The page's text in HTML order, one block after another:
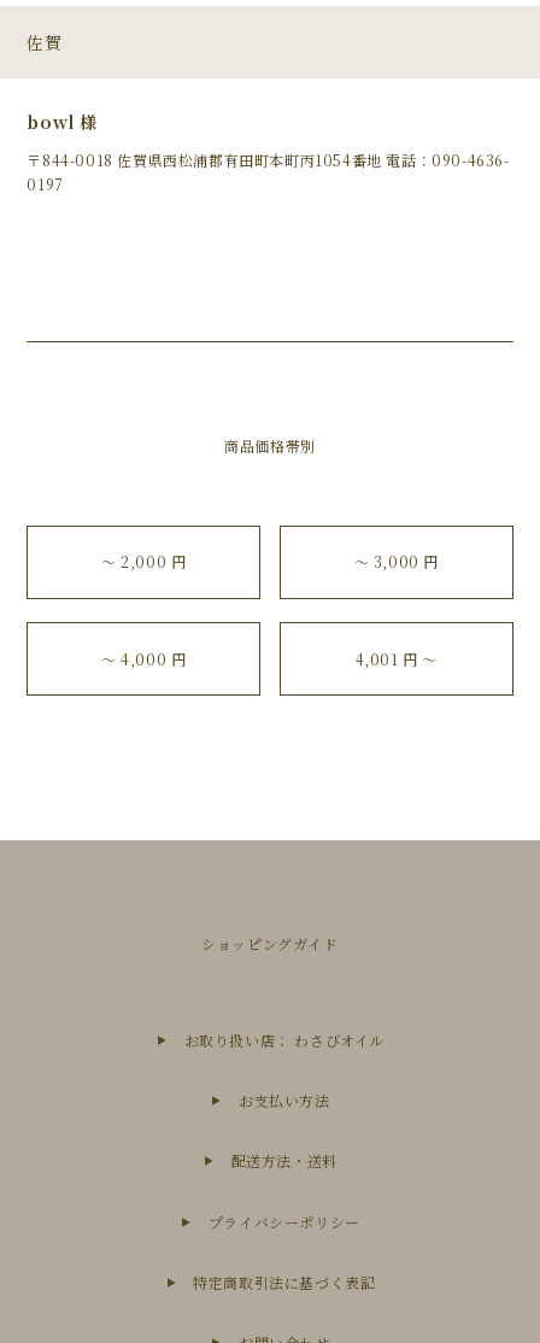
佐賀
bowl 様
〒844-0018 佐賀県西松浦郡有田町本町丙1054番地 電話：090-4636-
0197
商品価格帯別
〜 2,000 円 〜 3,000 円
〜 4,000 円 4,001 円 〜
ショッピングガイド
お取り扱い店： わさびオイル
お支払い方法
配送方法・送料
プライバシーポリシー
特定商取引法に基づく表記